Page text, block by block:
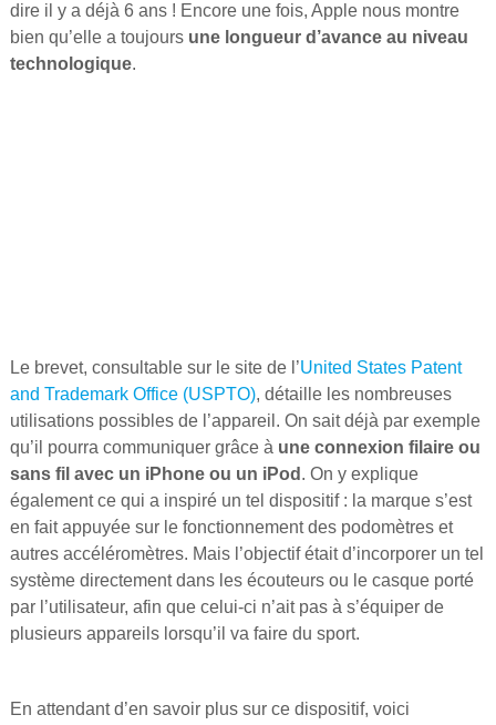
dire il y a déjà 6 ans ! Encore une fois, Apple nous montre
bien qu’elle a toujours une longueur d’avance au niveau
technologique.
Le brevet, consultable sur le site de l’United States Patent
and Trademark Office (USPTO), détaille les nombreuses
utilisations possibles de l’appareil. On sait déjà par exemple
qu’il pourra communiquer grâce à une connexion filaire ou
sans fil avec un iPhone ou un iPod . On y explique
également ce qui a inspiré un tel dispositif : la marque s’est
en fait appuyée sur le fonctionnement des podomètres et
autres accéléromètres. Mais l’objectif était d’incorporer un tel
système directement dans les écouteurs ou le casque porté
par l’utilisateur, afin que celui-ci n’ait pas à s’équiper de
plusieurs appareils lorsqu’il va faire du sport.
En attendant d’en savoir plus sur ce dispositif, voici